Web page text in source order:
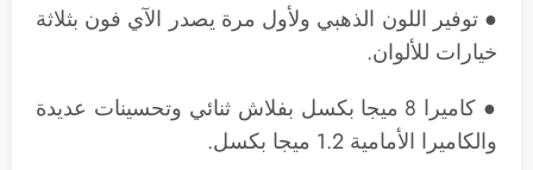
● توفير اللون الذهبي ولأول مرة يصدر الآي فون بثلاثة
خيارات للألوان.
● كاميرا 8 ميجا بكسل بفلاش ثنائي وتحسينات عديدة
والكاميرا الأمامية 1.2 ميجا بكسل.